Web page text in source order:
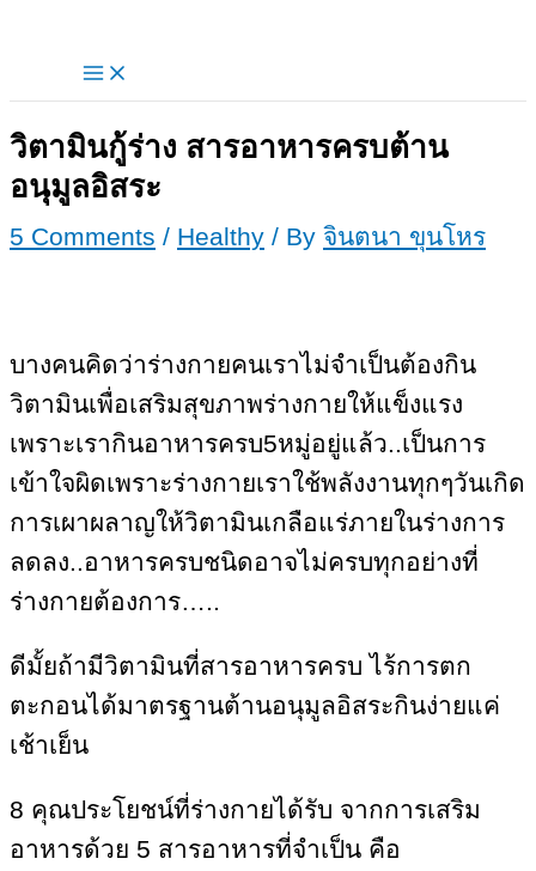
content
วิตามินกู้ร่าง สารอาหารครบต้าน
อนุมูลอิสระ
5 Comments / Healthy / By จินตนา ขุนโหร
บางคนคิดว่าร่างกายคนเราไม่จำเป็นต้องกิน
วิตามินเพื่อเสริมสุขภาพร่างกายให้แข็งแรง
เพราะเรากินอาหารครบ5หมู่อยู่แล้ว..เป็นการ
เข้าใจผิดเพราะร่างกายเราใช้พลังงานทุกๆวันเกิด
การเผาผลาญให้วิตามินเกลือแร่ภายในร่างการ
ลดลง..อาหารครบชนิดอาจไม่ครบทุกอย่างที่
ร่างกายต้องการ…..
ดีมั้ยถ้ามีวิตามินที่สารอาหารครบ ไร้การตก
ตะกอนได้มาตรฐานต้านอนุมูลอิสระกินง่ายแค่
เช้าเย็น
8 คุณประโยชน์ที่ร่างกายได้รับ จากการเสริม
อาหารด้วย 5 สารอาหารที่จำเป็น คือ